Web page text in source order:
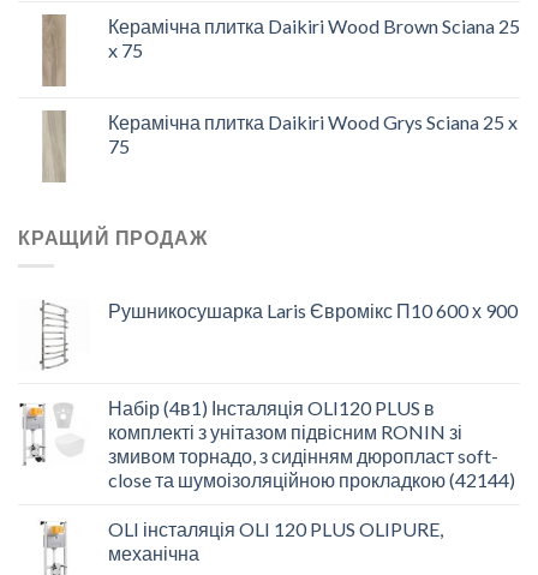
Керамічна плитка Daikiri Wood Brown Sciana 25
x 75
Керамічна плитка Daikiri Wood Grys Sciana 25 x
75
КРАЩИЙ ПРОДАЖ
Рушникосушарка Laris Євромікс П10 600 х 900
Набір (4в1) Інсталяція OLI120 PLUS в
комплекті з унітазом підвісним RONIN зі
змивом торнадо, з сидінням дюропласт soft-
close та шумоізоляційною прокладкою (42144)
OLI інсталяція OLI 120 PLUS OLIPURE,
механічна